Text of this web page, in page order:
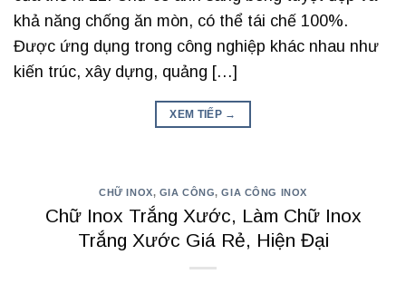
khả năng chống ăn mòn, có thể tái chế 100%.
Được ứng dụng trong công nghiệp khác nhau như
kiến ​​trúc, xây dựng, quảng […]
XEM TIẾP →
CHỮ INOX, GIA CÔNG,GIA CÔNG INOX
Chữ Inox Trắng Xước, Làm Chữ Inox
Trắng Xước Giá Rẻ, Hiện Đại